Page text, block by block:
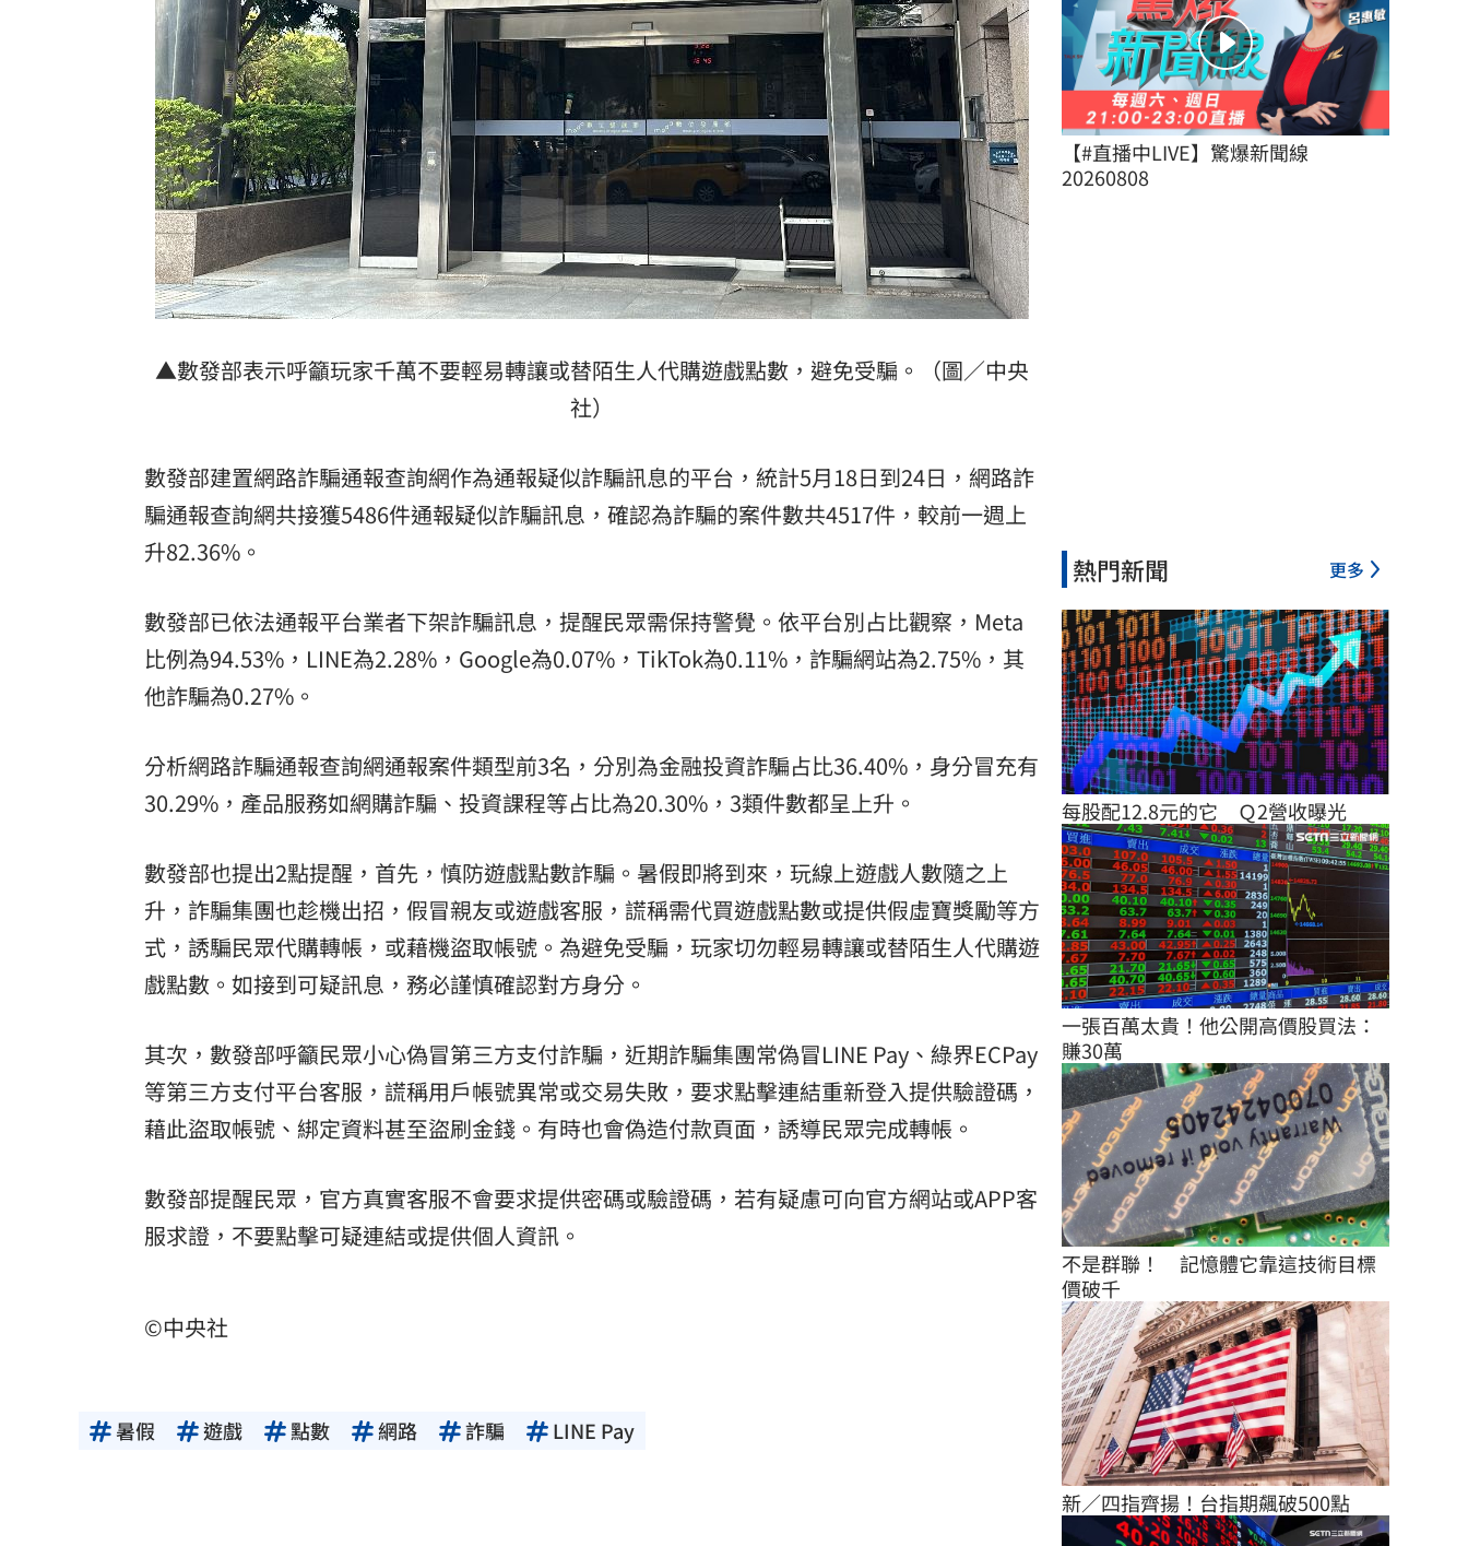
LIVE三立+24小時直播 15:27
三立iNEWS新聞台線上直播 18:00
商場戰國來臨 台中「頂奢大道」逐漸成形 12:00
台彩父親節推新刮刮樂千萬頭獎超「爸」氣 12:00
「拍片人的多重宇宙」職涯論壇9/12登場！ 10:30
8國球員齊聚高雄 Formosa 7s掀足球熱潮 10:00
理想混蛋號召粉絲跨海追星吃美食！ 18:15
▲數發部表示呼籲玩家千萬不要輕易轉讓或替陌生人代購遊戲點數，避免受騙。（圖／中央
社）
數發部建置網路詐騙通報查詢網作為通報疑似詐騙訊息的平台，統計5月18日到24日，網路詐
騙通報查詢網共接獲5486件通報疑似詐騙訊息，確認為詐騙的案件數共4517件，較前一週上
升82.36%。
數發部已依法通報平台業者下架詐騙訊息，提醒民眾需保持警覺。依平台別占比觀察，Meta
比例為94.53%，LINE為2.28%，Google為0.07%，TikTok為0.11%，詐騙網站為2.75%，其
他詐騙為0.27%。
分析網路詐騙通報查詢網通報案件類型前3名，分別為金融投資詐騙占比36.40%，身分冒充有
30.29%，產品服務如網購詐騙、投資課程等占比為20.30%，3類件數都呈上升。
數發部也提出2點提醒，首先，慎防遊戲點數詐騙。暑假即將到來，玩線上遊戲人數隨之上
升，詐騙集團也趁機出招，假冒親友或遊戲客服，謊稱需代買遊戲點數或提供假虛寶獎勵等方
式，誘騙民眾代購轉帳，或藉機盜取帳號。為避免受騙，玩家切勿輕易轉讓或替陌生人代購遊
戲點數。如接到可疑訊息，務必謹慎確認對方身分。
其次，數發部呼籲民眾小心偽冒第三方支付詐騙，近期詐騙集團常偽冒LINE Pay、綠界ECPay
等第三方支付平台客服，謊稱用戶帳號異常或交易失敗，要求點擊連結重新登入提供驗證碼，
藉此盜取帳號、綁定資料甚至盜刷金錢。有時也會偽造付款頁面，誘導民眾完成轉帳。
數發部提醒民眾，官方真實客服不會要求提供密碼或驗證碼，若有疑慮可向官方網站或APP客
服求證，不要點擊可疑連結或提供個人資訊。
©中央社
暑假 遊戲 點數 網路 詐騙 LINE Pay
【#直播中LIVE】驚爆新聞線
20260808
熱門新聞 更多
每股配12.8元的它　Ｑ2營收曝光
一張百萬太貴！他公開高價股買法：
賺30萬
不是群聯！　記憶體它靠這技術目標
價破千
新／四指齊揚！台指期飆破500點